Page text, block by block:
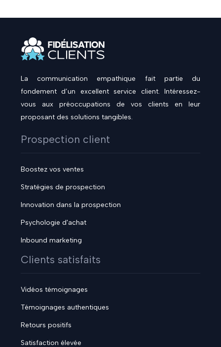
La communication empathique fait partie du
fondement d’un excellent service client. Intéressez-
vous aux préoccupations de vos clients en leur
proposant des solutions tangibles.
Prospection client
Boostez vos ventes
Stratégies de prospection
Innovation dans la prospection
Psychologie d'achat
Inbound marketing
Clients satisfaits
Vidéos témoignages
Témoignages authentiques
Retours positifs
Satisfaction élevée